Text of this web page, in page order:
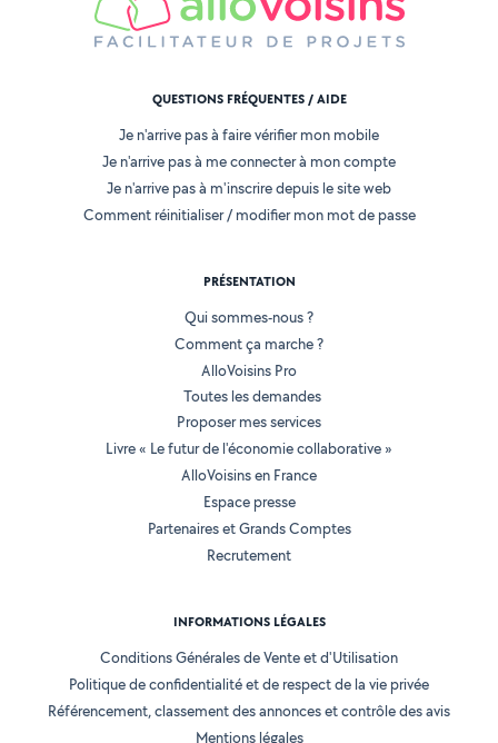
QUESTIONS FRÉQUENTES / AIDE
Je n'arrive pas à faire vérifier mon mobile
Je n'arrive pas à me connecter à mon compte
Je n'arrive pas à m'inscrire depuis le site web
Comment réinitialiser / modifier mon mot de passe
PRÉSENTATION
Qui sommes-nous ?
Comment ça marche ?
AlloVoisins Pro
Toutes les demandes
Proposer mes services
Livre « Le futur de l'économie collaborative »
AlloVoisins en France
Espace presse
Partenaires et Grands Comptes
Recrutement
INFORMATIONS LÉGALES
Conditions Générales de Vente et d'Utilisation
Politique de confidentialité et de respect de la vie privée
Référencement, classement des annonces et contrôle des avis
Mentions légales